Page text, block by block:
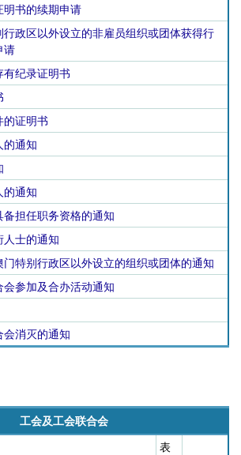
书的续期申请
行政区以外设立的非雇员组织或团体获得行
请
纪录证明书
证明书
的通知
的通知
担任职务资格的通知
士的通知
门特别行政区以外设立的组织或团体的通知
参加及合办活动通知
消灭的通知
工会及工会联合会
表